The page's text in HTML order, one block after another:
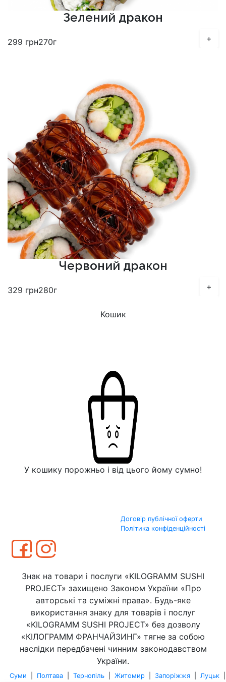
Зелений дракон
299 грн270г +
Червоний дракон
329 грн280г +
Кошик
У кошику порожньо і від цього йому сумно!
Договір публічної оферти
Політика конфіденційності
Знак на товари і послуги «KILOGRAMM SUSHI
PROJECT» захищено Законом України «Про
авторські та суміжні права». Будь-яке
використання знаку для товарів і послуг
«KILOGRAMM SUSHI PROJECT» без дозволу
«КІЛОГРАММ ФРАНЧАЙЗИНГ» тягне за собою
наслідки передбачені чинним законодавством
України.
Суми Полтава Тернопіль Житомир Запоріжжя Луцьк